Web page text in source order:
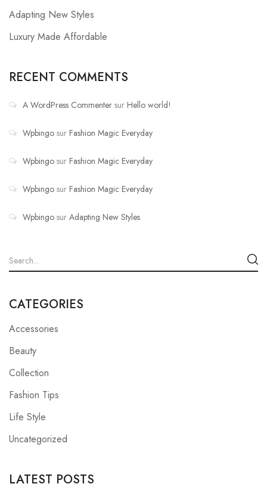
Adapting New Styles
Luxury Made Affordable
RECENT COMMENTS
A WordPress Commenter sur Hello world!
Wpbingo sur Fashion Magic Everyday
Wpbingo sur Fashion Magic Everyday
Wpbingo sur Fashion Magic Everyday
Wpbingo sur Adapting New Styles
CATEGORIES
Accessories
Beauty
Collection
Fashion Tips
Life Style
Uncategorized
LATEST POSTS